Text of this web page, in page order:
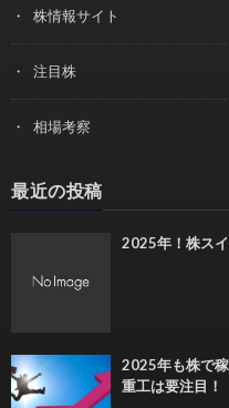
株情報サイト
注目株
相場考察
最近の投稿
2025年！株ス
2025年も株で
重工は要注目！